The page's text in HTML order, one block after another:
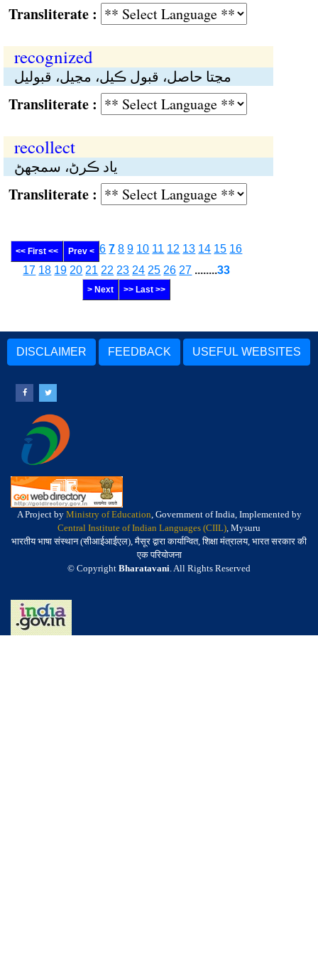
:
recognized
مڃتا حاصل، قبول ڪيل، مڃيل، قبوليل
:
recollect
ياد ڪرڻ، سمجهڻ
:
<< First << Prev < 6 7 8 9 10 11 12 13 14 15 16
17 18 19 20 21 22 23 24 25 26 27 ........33
> Next >> Last >>
DISCLAIMER FEEDBACK USEFUL WEBSITES
A Project by Ministry of Education, Government of India, Implemented by
Central Institute of Indian Languages (CIIL), Mysuru
भारतीय भाषा संस्थान (सीआईआईएल), मैसूर द्वारा कार्यान्वित, शिक्षा मंत्रालय, भारत सरकार की
एक परियोजना
© Copyright Bharatavani. All Rights Reserved